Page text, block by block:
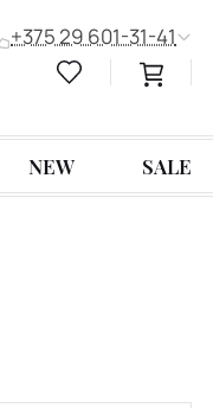
+375 29 601-31-41
NEW SALE